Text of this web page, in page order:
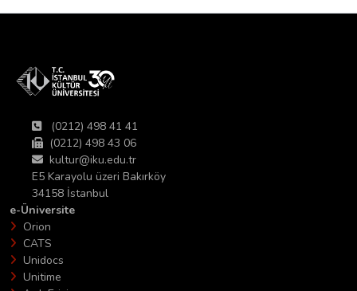
(0212) 498 41 41
(0212) 498 43 06
kultur@iku.edu.tr
E5 Karayolu üzeri Bakırköy
34158 İstanbul
e-Üniversite
Orion
CATS
Unidocs
Unitime